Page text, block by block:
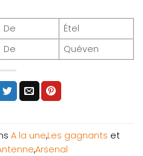
De
Étel
De Quéven
A la une,Les gagnants et
,Arsenal